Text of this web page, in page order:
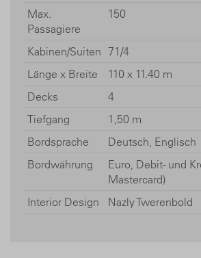
Max.
Passagiere
150
Kabinen/Suiten 71/4
Länge x Breite
110 x 11.40 m
Decks
4
Tiefgang
1,50 m
Bordsprache
Deutsch, Englisch
Bordwährung
Euro, Debit- und
Mastercard)
Interior Design
Nazly Twerenbold